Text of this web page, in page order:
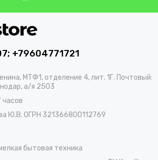
+79604771721
МТФ1, отделение 4, лит. 1Г. Почтовый:
а/я 2503
часов
Ю.В. ОГРН 321366800112769
бытовая техника